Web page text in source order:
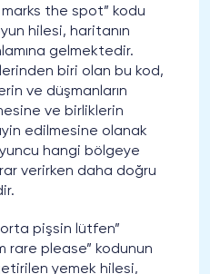
marks the spot” kodu
hilesi, haritanın
gelmektedir.
biri olan bu kod,
ve düşmanların
ve birliklerin
edilmesine olanak
hangi bölgeye
verirken daha doğru
orta pişsin lütfen”
rare please” kodunun
yemek hilesi,